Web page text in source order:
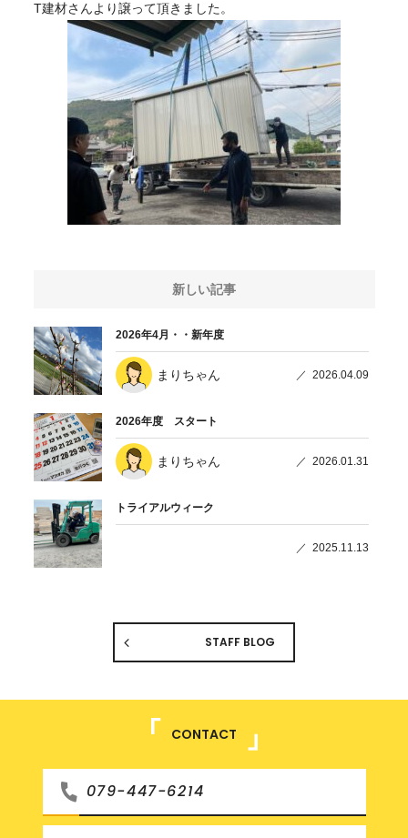
T建材さんより譲って頂きました。
新しい記事
2026年4月・・新年度
まりちゃん 2026.04.09
2026年度 スタート
まりちゃん 2026.01.31
トライアルウィーク
2025.11.13
STAFF BLOG
CONTACT
079-447-6214